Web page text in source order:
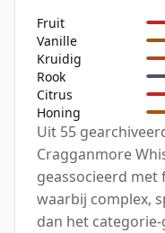
Fruit
Vanille
Kruidig
Rook
Citrus
Honing
Uit 55
Cragganmore
geassocieerd
waarbij complex,
dan het